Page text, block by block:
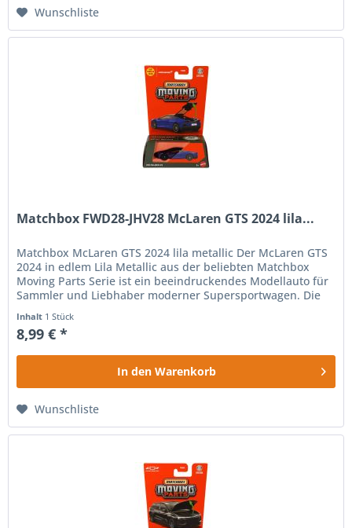
Wunschliste
Matchbox FWD28-JHV28 McLaren GTS 2024 lila...
Matchbox McLaren GTS 2024 lila metallic Der McLaren GTS
2024 in edlem Lila Metallic aus der beliebten Matchbox
Moving Parts Serie ist ein beeindruckendes Modellauto für
Sammler und Liebhaber moderner Supersportwagen. Die
Inhalt 1 Stück
8,99 € *
In den Warenkorb
Wunschliste